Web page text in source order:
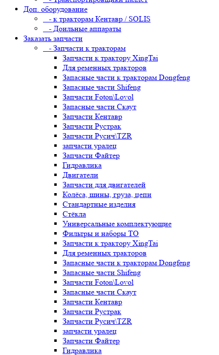
Доп. оборудование
- к тракторам Кентавр / SOLIS
- Доильные аппараты
Заказать запчасти
- Запчасти к тракторам
Запчасти к трактору XingTai
Для ременных тракторов
Запасные части к тракторам Dongfeng
Запасные части Shifeng
Запчасти Foton\Lovol
Запасные части Скаут
Запчасти Кентавр
Запчасти Рустрак
Запчасти Русич\TZR
запчасти уралец
Запчасти Файтер
Гидравлика
Двигатели
Запчасти для двигателей
Колёса, шины, груза, цепи
Стандартные изделия
Стёкла
Универсальные комплектующие
Фильтры и наборы ТО
Запчасти к трактору XingTai
Для ременных тракторов
Запасные части к тракторам Dongfeng
Запасные части Shifeng
Запчасти Foton\Lovol
Запасные части Скаут
Запчасти Кентавр
Запчасти Рустрак
Запчасти Русич\TZR
запчасти уралец
Запчасти Файтер
Гидравлика